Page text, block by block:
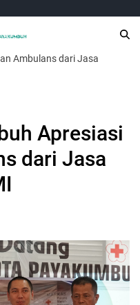
Ambulans dari Jasa
Apresiasi
dari Jasa